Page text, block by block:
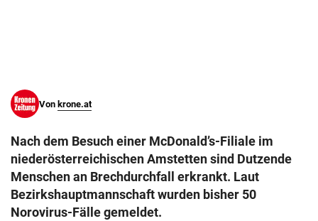
Von krone.at
Nach dem Besuch einer McDonald’s-Filiale im
niederösterreichischen Amstetten sind Dutzende
Menschen an Brechdurchfall erkrankt. Laut
Bezirkshauptmannschaft wurden bisher 50
Norovirus-Fälle gemeldet.